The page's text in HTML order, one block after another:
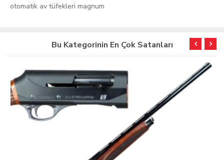
otomatik av tüfekleri magnum
Bu Kategorinin En Çok Satanları